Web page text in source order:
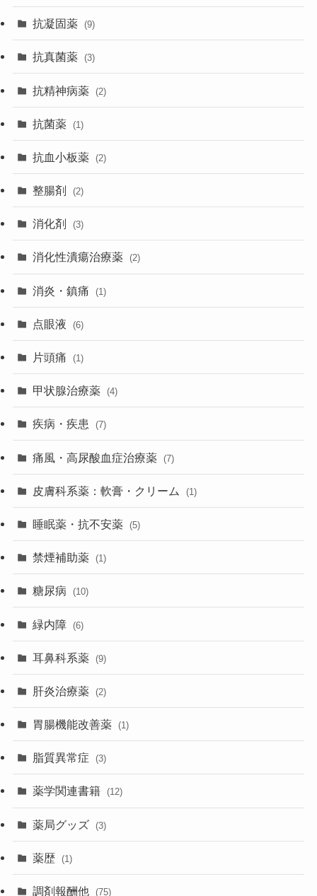
抗凝固薬 (9)
抗真菌薬 (3)
抗精神病薬 (2)
抗菌薬 (1)
抗血小板薬 (2)
整腸剤 (2)
消化剤 (3)
消化性潰瘍治療薬 (2)
消炎・鎮痛 (1)
点眼液 (6)
片頭痛 (1)
甲状腺治療薬 (4)
疾病・疾患 (7)
痛風・高尿酸血症治療薬 (7)
皮膚科系薬：軟膏・クリーム (1)
睡眠薬・抗不安薬 (5)
禁煙補助薬 (1)
糖尿病 (10)
緑内障 (6)
耳鼻科系薬 (9)
肝炎治療薬 (2)
胃腸機能改善薬 (1)
脂質異常症 (3)
薬学関連書籍 (12)
薬局グッズ (3)
薬歴 (1)
調剤報酬他 (75)